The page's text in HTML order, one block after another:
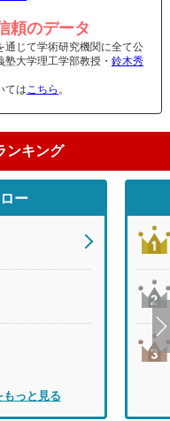
頼のデータ
通じて学術研究機関に全て公
大学理工学部教授・ 鈴木秀
てはこちら 。
ンキング
ー
もっと見る